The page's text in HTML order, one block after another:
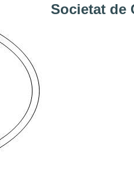
Societat de